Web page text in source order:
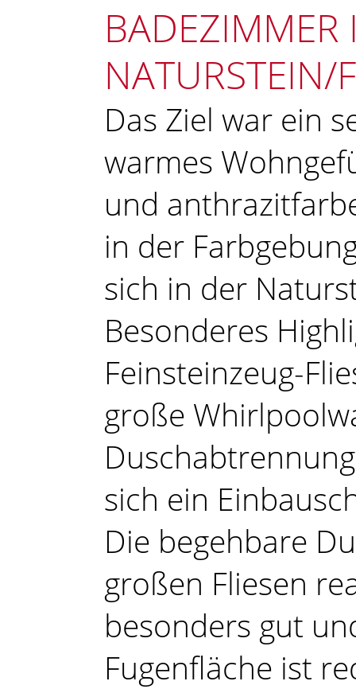
BADEZIMMER
NATURSTEIN/
Das Ziel war ein
warmes
und
in der
sich in der
Besonderes
Feinsteinzeug-
große
sich ein
Die begehbare
großen Fliesen
besonders gut
Fugenfläche ist